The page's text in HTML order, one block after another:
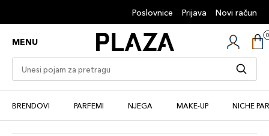
Poslovnice Prijava Novi račun
MENU
BRENDOVI PARFEMI NJEGA MAKE-UP NICHE